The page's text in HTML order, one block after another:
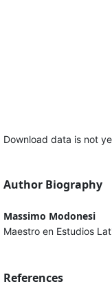
Download data is not
Author Biography
Massimo Modonesi
Maestro en Estudios
References